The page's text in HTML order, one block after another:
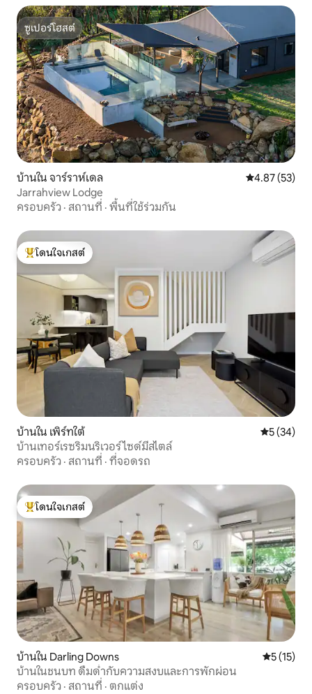
ซูเปอร์โฮสต์
ซูเปอร์โฮสต์
บ้านใน จาร์ราห์เดล คะแนนเฉลี่ย
4.87 (53)
Jarrahview Lodge
ครอบครัว · สถานที่ · พื้นที่ใช้ร่วมกัน
โดนใจเกสต์ที่สุด
โดนใจเกสต์
บ้านใน เพิร์ทใต้ คะแนนเฉลี่
5 (34)
บ้านเทอร์เรซริมนริเวอร์ไซด์มีสไตล์
ครอบครัว · สถานที่ · ที่จอดรถ
โดนใจเกสต์ที่สุด
โดนใจเกสต์
บ้านใน Darling Downs คะแนนเฉลี่
5 (15)
บ้านในชนบท ดื่มด่ำกับความสงบและการพักผ่อน
ครอบครัว · สถานที่ · ตกแต่ง